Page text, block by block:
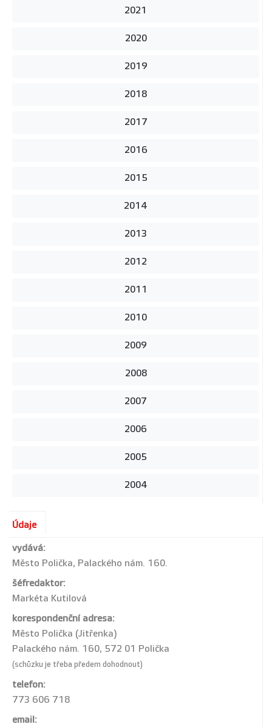
2021
2020
2019
2018
2017
2016
2015
2014
2013
2012
2011
2010
2009
2008
2007
2006
2005
2004
Údaje
vydává:
Město Polička, Palackého nám. 160.
šéfredaktor:
Markéta Kutilová
korespondenční adresa:
Město Polička (Jitřenka)
Palackého nám. 160, 572 01 Polička
(schůzku je třeba předem dohodnout)
telefon:
773 606 718
email: